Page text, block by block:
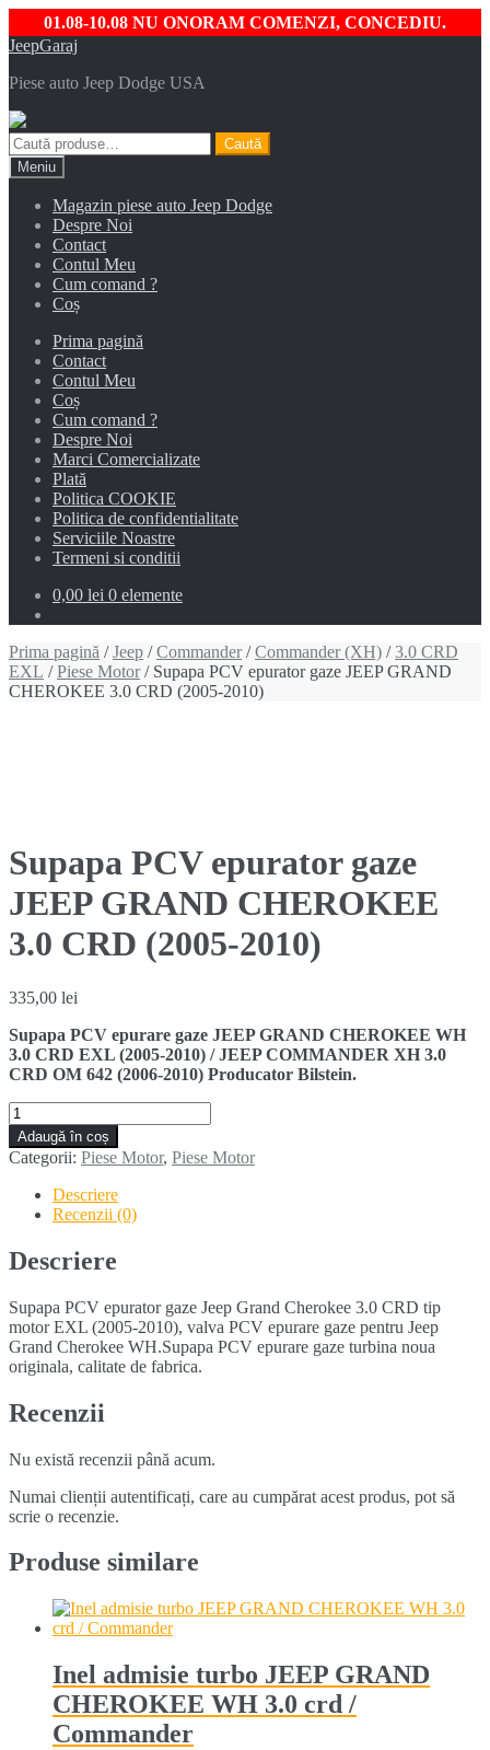
01.08-10.08 NU ONORAM COMENZI, CONCEDIU.
Sari
navigare
Sari
conținut
JeepGaraj
Piese auto Jeep Dodge USA
Caută
după:
Caută
Meniu
Magazin piese auto Jeep Dodge
Despre Noi
Contact
Contul Meu
Cum comand ?
Coș
Prima pagină
Contact
Contul Meu
Coș
Cum comand ?
Despre Noi
Marci Comercializate
Plată
Politica COOKIE
Politica de confidentialitate
Serviciile Noastre
Termeni si conditii
0,00 lei 0 elemente
Prima pagină /Jeep /Commander/Commander (XH) /3.0 CRD
EXL /Piese Motor/ Supapa PCV epurator gaze JEEP GRAND
CHEROKEE 3.0 CRD (2005-2010)
Supapa PCV epurator gaze
JEEP GRAND CHEROKEE
3.0 CRD (2005-2010)
335,00 lei
Supapa PCV epurare gaze JEEP GRAND CHEROKEE WH
3.0 CRD EXL (2005-2010) / JEEP COMMANDER XH 3.0
CRD OM 642 (2006-2010) Producator Bilstein.
Cantitate
Supapa
PCV
epurator
gaze
JEEP
GRAND
CHEROKEE
3.0
(2005-
2010)
Adaugă în coș
Categorii: Piese Motor, Piese Motor
Descriere
Recenzii (0)
Descriere
Supapa PCV epurator gaze Jeep Grand Cherokee 3.0 CRD tip
motor EXL (2005-2010), valva PCV epurare gaze pentru Jeep
Grand Cherokee WH.Supapa PCV epurare gaze turbina noua
originala, calitate de fabrica.
Recenzii
Nu există recenzii până acum.
Numai clienții autentificați, care au cumpărat acest produs, pot să
scrie o recenzie.
Produse similare
Inel admisie turbo JEEP GRAND
CHEROKEE WH 3.0 crd /
Commander